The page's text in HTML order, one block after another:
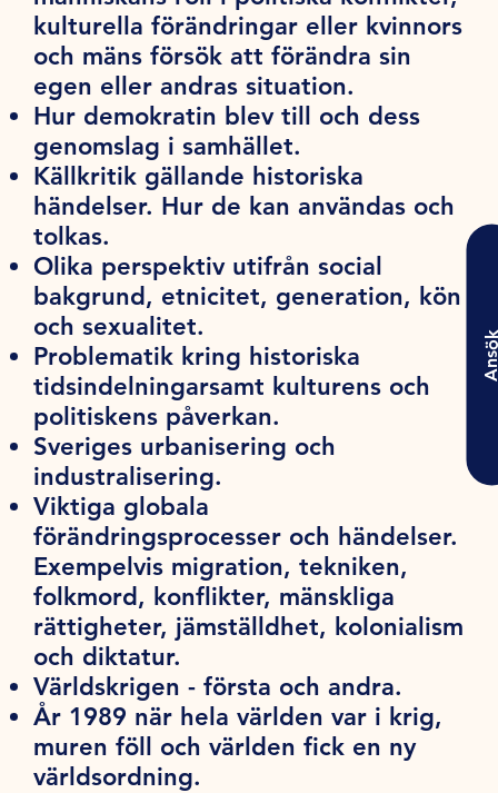
kulturella förändringar eller kvinnors
och mäns försök att förändra sin
egen eller andras situation.
Hur demokratin blev till och dess
genomslag i samhället.
Källkritik gällande historiska
händelser. Hur de kan användas och
tolkas.
Olika perspektiv utifrån social
bakgrund, etnicitet, generation, kön
och sexualitet.
Problematik kring historiska
tidsindelningarsamt kulturens och
politiskens påverkan.
Sveriges urbanisering och
industralisering.
Viktiga globala
förändringsprocesser och händelser.
Exempelvis migration, tekniken,
folkmord, konflikter, mänskliga
rättigheter, jämställdhet, kolonialism
och diktatur.
Världskrigen - första och andra.
År 1989 när hela världen var i krig,
muren föll och världen fick en ny
världsordning.